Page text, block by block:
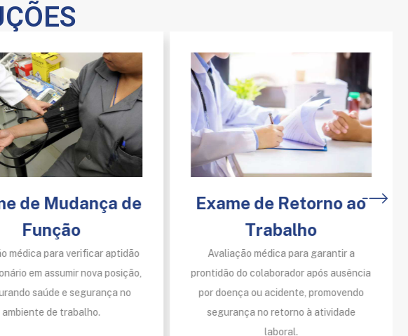
de Mudança de
Função
médica para verificar aptidão
em assumir nova posição,
saúde e segurança no
ambiente de trabalho.
Exame de Retorno ao
Trabalho
Avaliação médica para garantir a
prontidão do colaborador após ausência
por doença ou acidente, promovendo
segurança no retorno à atividade
laboral.